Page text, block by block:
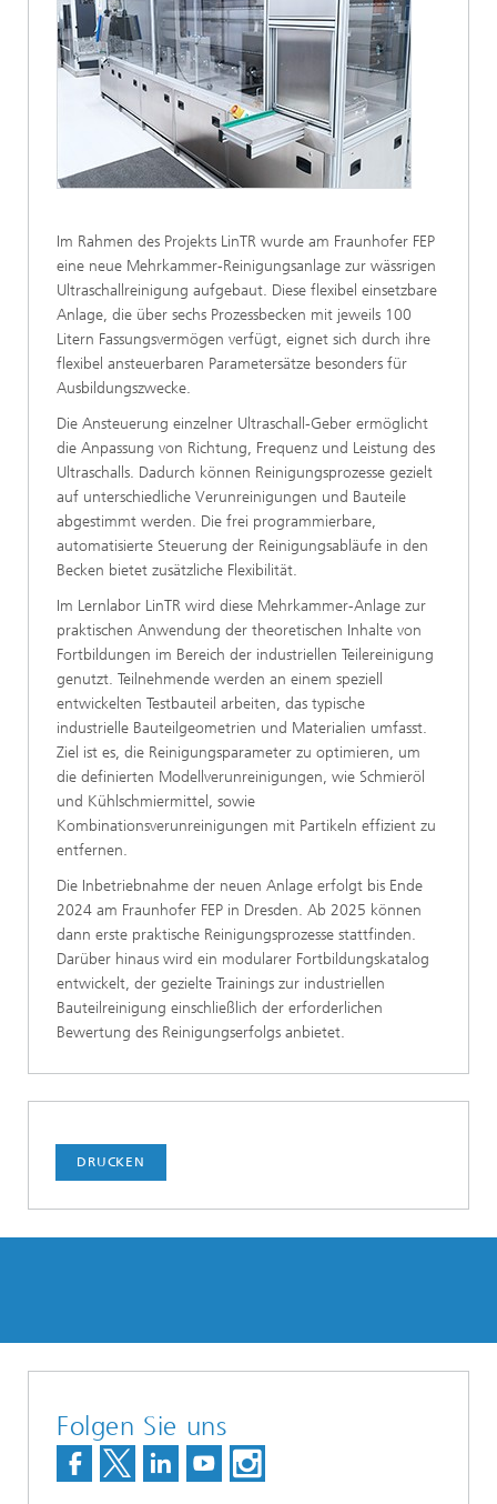
Im Rahmen des Projekts LinTR wurde am Fraunhofer FEP
eine neue Mehrkammer-Reinigungsanlage zur wässrigen
Ultraschallreinigung aufgebaut. Diese flexibel einsetzbare
Anlage, die über sechs Prozessbecken mit jeweils 100
Litern Fassungsvermögen verfügt, eignet sich durch ihre
flexibel ansteuerbaren Parametersätze besonders für
Ausbildungszwecke.
Die Ansteuerung einzelner Ultraschall-Geber ermöglicht
die Anpassung von Richtung, Frequenz und Leistung des
Ultraschalls. Dadurch können Reinigungsprozesse gezielt
auf unterschiedliche Verunreinigungen und Bauteile
abgestimmt werden. Die frei programmierbare,
automatisierte Steuerung der Reinigungsabläufe in den
Becken bietet zusätzliche Flexibilität.
Im Lernlabor LinTR wird diese Mehrkammer-Anlage zur
praktischen Anwendung der theoretischen Inhalte von
Fortbildungen im Bereich der industriellen Teilereinigung
genutzt. Teilnehmende werden an einem speziell
entwickelten Testbauteil arbeiten, das typische
industrielle Bauteilgeometrien und Materialien umfasst.
Ziel ist es, die Reinigungsparameter zu optimieren, um
die definierten Modellverunreinigungen, wie Schmieröl
und Kühlschmiermittel, sowie
Kombinationsverunreinigungen mit Partikeln effizient zu
entfernen.
Die Inbetriebnahme der neuen Anlage erfolgt bis Ende
2024 am Fraunhofer FEP in Dresden. Ab 2025 können
dann erste praktische Reinigungsprozesse stattfinden.
Darüber hinaus wird ein modularer Fortbildungskatalog
entwickelt, der gezielte Trainings zur industriellen
Bauteilreinigung einschließlich der erforderlichen
Bewertung des Reinigungserfolgs anbietet.
DRUCKEN
Folgen Sie uns